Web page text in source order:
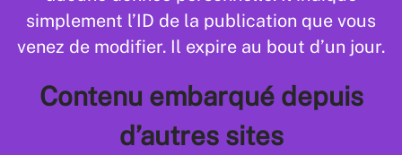
simplement l’ID de la publication que vous
venez de modifier. Il expire au bout d’un jour.
Contenu embarqué depuis
d’autres sites